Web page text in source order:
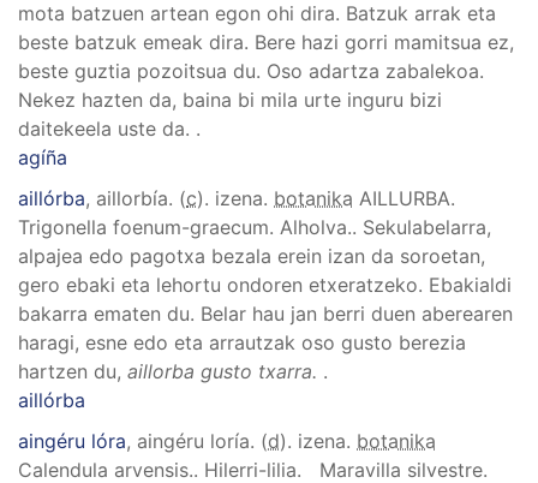
mota batzuen artean egon ohi dira. Batzuk arrak eta
beste batzuk emeak dira. Bere hazi gorri mamitsua ez,
beste guztia pozoitsua du. Oso adartza zabalekoa.
Nekez hazten da, baina bi mila urte inguru bizi
daitekeela uste da. .
agíña
aillórba, aillorbía. (c). izena. botanika AILLURBA.
Trigonella foenum-graecum. Alholva.. Sekulabelarra,
alpajea edo pagotxa bezala erein izan da soroetan,
gero ebaki eta lehortu ondoren etxeratzeko. Ebakialdi
bakarra ematen du. Belar hau jan berri duen aberearen
haragi, esne edo eta arrautzak oso gusto berezia
hartzen du, aillorba gusto txarra. .
aillórba
aingéru lóra, aingéru loría. (d). izena. botanika
Calendula arvensis.. Hilerri-lilia. Maravilla silvestre.